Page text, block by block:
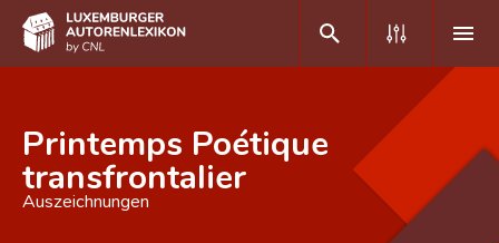
DE FR
Home
Printemps Poétique
transfrontalier
Auszeichnungen